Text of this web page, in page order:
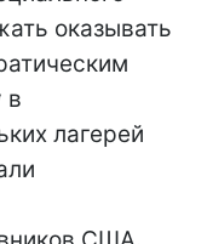
оказывать
в
лагерей